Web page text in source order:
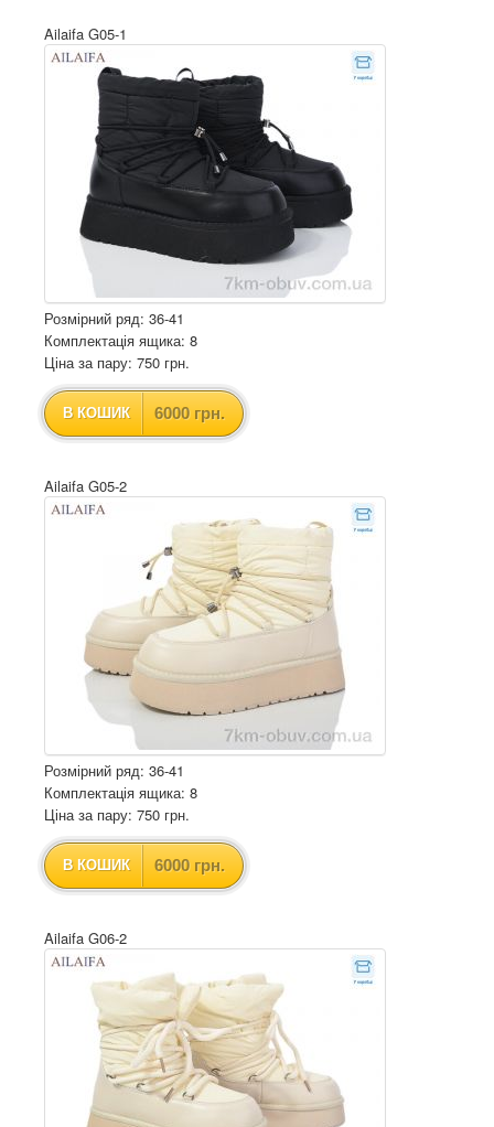
Ailaifa G05-1
Розмірний ряд: 36-41
Комплектація ящика: 8
Ціна за пару: 750 грн.
В КОШИК 6000 грн.
Ailaifa G05-2
Розмірний ряд: 36-41
Комплектація ящика: 8
Ціна за пару: 750 грн.
В КОШИК 6000 грн.
Ailaifa G06-2